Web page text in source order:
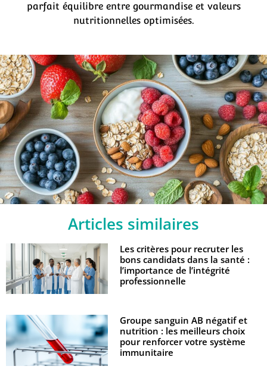
parfait équilibre entre gourmandise et valeurs
nutritionnelles optimisées.
Articles similaires
Les critères pour recruter les
bons candidats dans la santé :
l’importance de l’intégrité
professionnelle
Groupe sanguin AB négatif et
nutrition : les meilleurs choix
pour renforcer votre système
immunitaire